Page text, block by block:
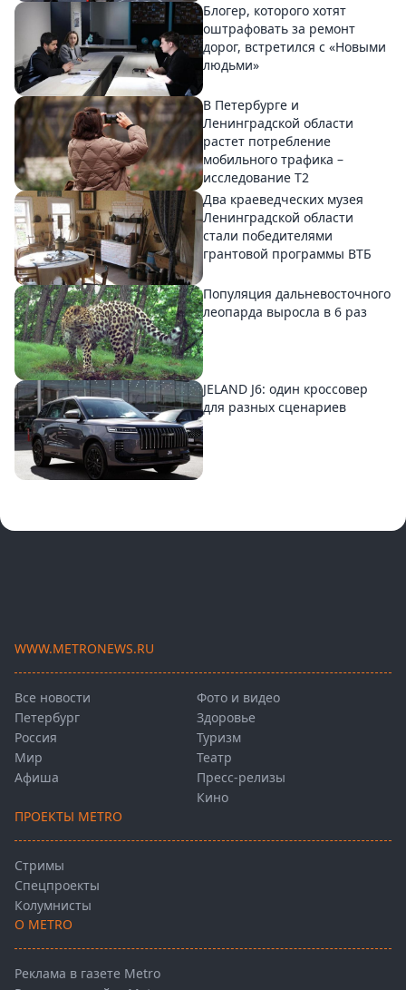
Блогер, которого хотят
оштрафовать за ремонт
дорог, встретился с «Новыми
людьми»
В Петербурге и
Ленинградской области
растет потребление
мобильного трафика –
исследование T2
Два краеведческих музея
Ленинградской области
стали победителями
грантовой программы ВТБ
Популяция дальневосточного
леопарда выросла в 6 раз
JELAND J6: один кроссовер
для разных сценариев
WWW.METRONEWS.RU
Все новости
Петербург
Россия
Мир
Афиша
Фото и видео
Здоровье
Туризм
Театр
Пресс-релизы
Кино
ПРОЕКТЫ METRO
Стримы
Спецпроекты
Колумнисты
О METRO
Реклама в газете Metro